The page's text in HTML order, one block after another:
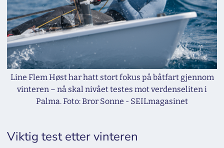
Line Flem Høst har hatt stort fokus på båtfart gjennom
vinteren – nå skal nivået testes mot verdenseliten i
Palma. Foto: Bror Sonne - SEILmagasinet
Viktig test etter vinteren